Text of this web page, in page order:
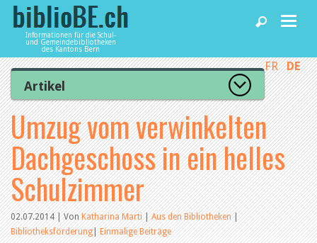
Informationen für die Schul-
und Gemeindebibliotheken
des Kantons Bern
Home
News und Fachbeiträge
Bibliotheken
Agenda
FR DE
Artikel
Zur Artikelübersicht
Lesenswert
Gut bewertet
Kategorien
Aus dem Amt für Kultur
Aus der Kommission
Aus den Bibliotheken
Organisation
Raum und Infrastruktur
Bestand
Umzug vom verwinkelten
Dachgeschoss in ein helles
Schulzimmer
02.07.2014 | VonKatharina Marti|Aus den Bibliotheken|
Bibliotheksförderung|Einmalige Beiträge